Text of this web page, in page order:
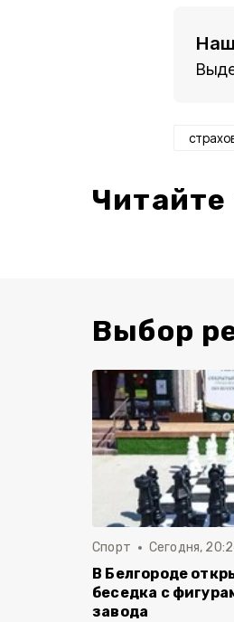
Выбор
Спорт Сегодня,
В Белгороде
беседка с
завода